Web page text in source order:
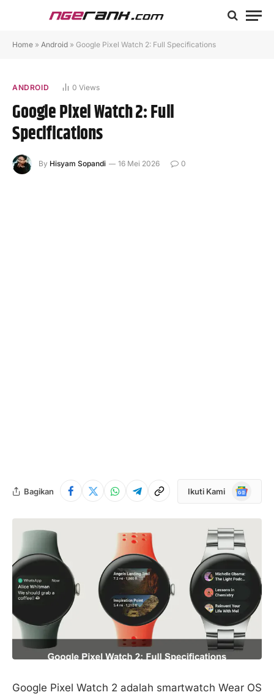
Home » Android » Google Pixel Watch 2: Full Specifications
ANDROID 0Views
Google Pixel Watch 2: Full
Specifications
By Hisyam Sopandi 16 Mei 2026 0
Bagikan Ikuti Kami
Google
Google Pixel Watch 2 adalah smartwatch Wear OS